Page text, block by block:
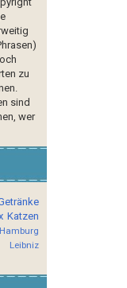
zu
sind
wer
Katzen
Hamburg
Leibniz